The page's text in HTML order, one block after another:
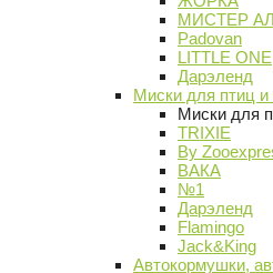
МИСТЕР
Padovan
LITTLE ONE
Дарэленд
Миски для птиц и
Миски для
TRIXIE
By
ВАКА
№1
Дарэленд
Flamingo
Jack&King
Автокормушки,